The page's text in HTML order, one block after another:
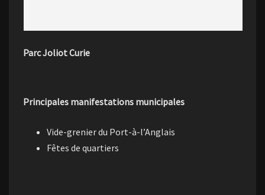
Parc Joliot Curie
Principales manifestations municipales
Vide-grenier du Port-à-l’Anglais
Fêtes de quartiers